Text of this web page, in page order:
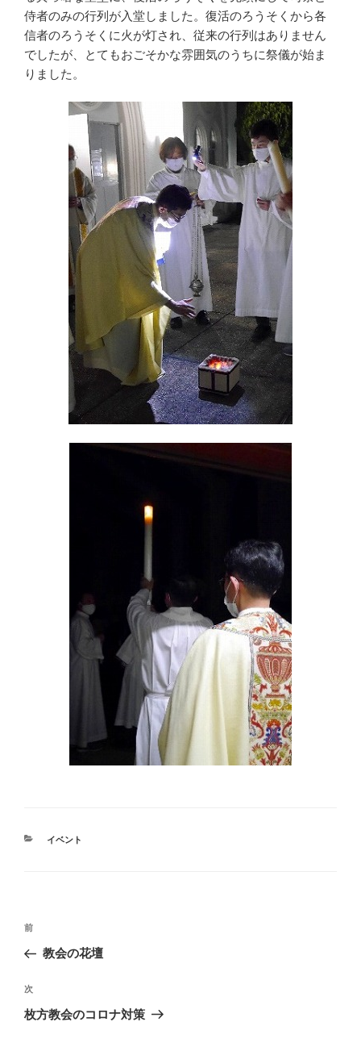
侍者のみの行列が入堂しました。復活のろうそくから各
信者のろうそくに火が灯され、従来の行列はありません
でしたが、とてもおごそかな雰囲気のうちに祭儀が始ま
りました。
カ
イベント
投
ナ
ビ
ゲ
前
の
稿
前
教会の花壇
次
の
次
枚方教会のコロナ対策